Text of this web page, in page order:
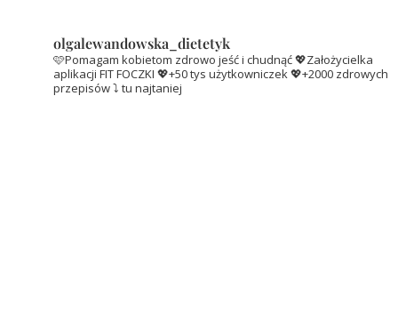
olgalewandowska_dietetyk
🩷Pomagam kobietom zdrowo jeść i chudnąć💖Założycielka
aplikacji FIT FOCZKI 💖+50 tys użytkowniczek💖+2000 zdrowych
przepisów ⤵️ tu najtaniej